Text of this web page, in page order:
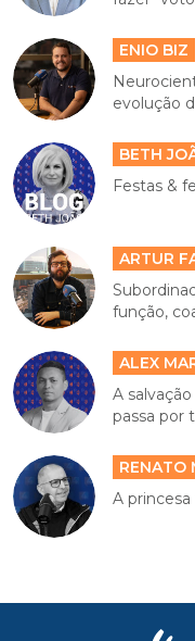
ENIO BIZ
evolução
BETH
Festas &
ARTUR
função,
ALEX
A
passa por
RENATO
A